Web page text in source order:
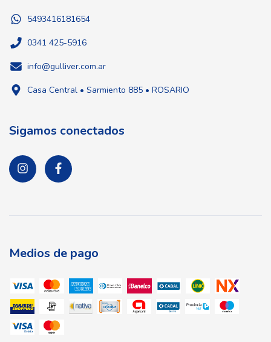
5493416181654
0341 425-5916
info@gulliver.com.ar
Casa Central • Sarmiento 885 • ROSARIO
Sigamos conectados
Medios de pago